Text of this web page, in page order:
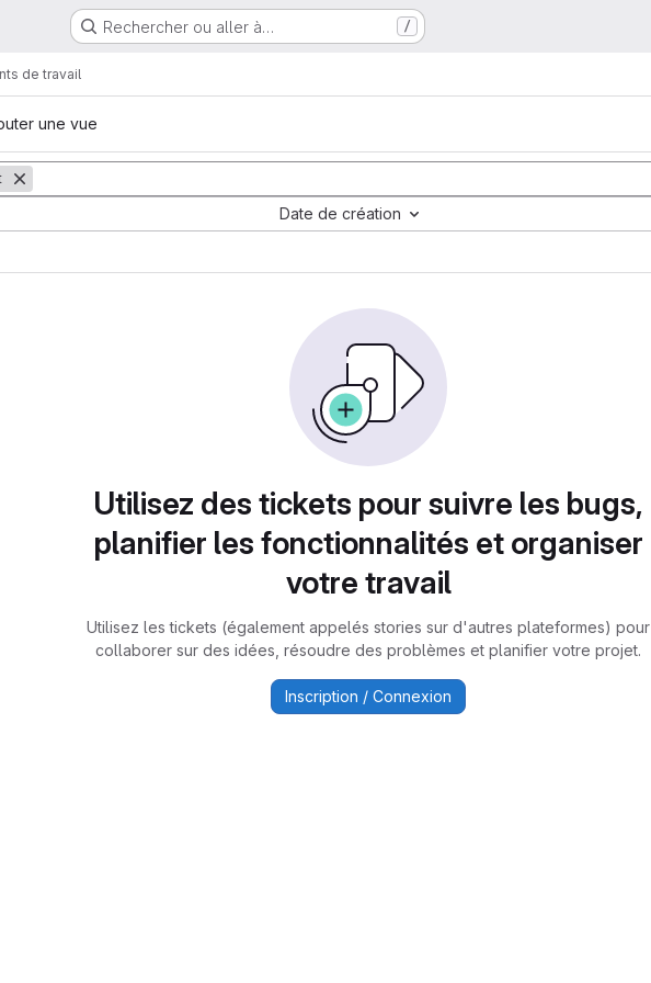
Rechercher ou aller à… /
de travail
une vue
Date de création
Utilisez des tickets pour suivre les bugs,
planifier les fonctionnalités et organiser
votre travail
Utilisez les tickets (également appelés stories sur d'autres plateformes) pour
collaborer sur des idées, résoudre des problèmes et planifier votre projet.
Inscription / Connexion